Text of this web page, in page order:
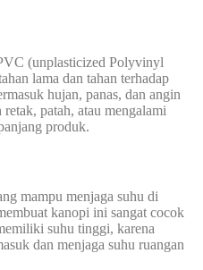
(unplasticized Polyvinyl
lama dan tahan terhadap
hujan, panas, dan angin
patah, atau mengalami
produk.
mampu menjaga suhu di
kanopi ini sangat cocok
suhu tinggi, karena
dan menjaga suhu ruangan